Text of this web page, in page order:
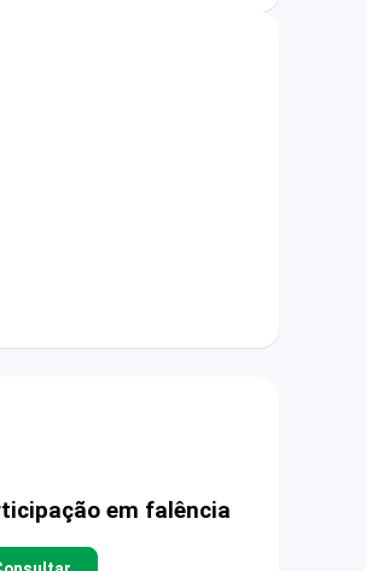
em falência